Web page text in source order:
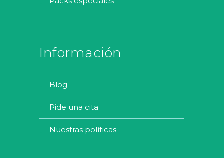
Información
blog
pide una cita
nuestras políticas